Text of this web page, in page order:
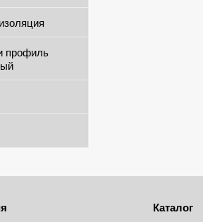
профиль
Каталог